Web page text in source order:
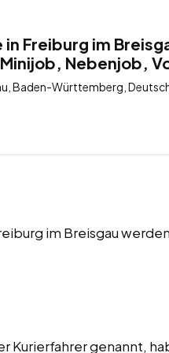
Freiburg im
Nebenjob,
Baden-Württemberg,
im Breisgau
Kurierfahrer genannt,